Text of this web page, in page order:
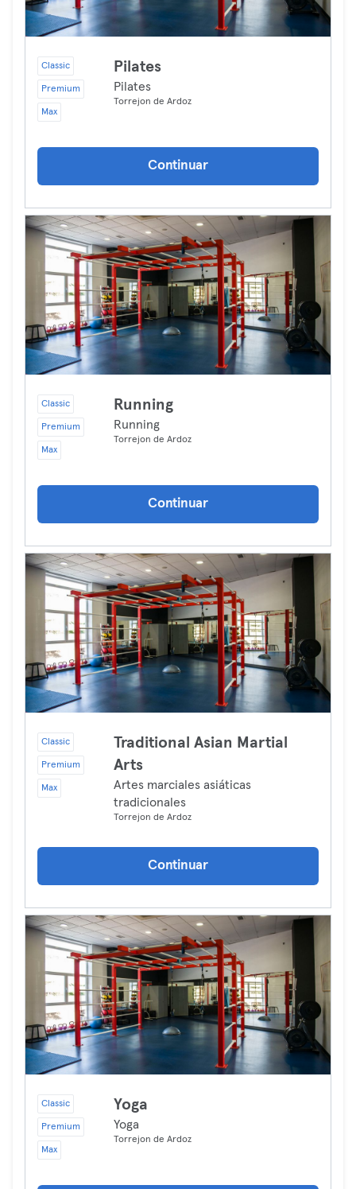
Classic
Premium
Max
Pilates
Pilates
Torrejon de Ardoz
Continuar
Classic
Premium
Max
Running
Running
Torrejon de Ardoz
Continuar
Classic
Premium
Max
Traditional Asian Martial
Arts
Artes marciales asiáticas
tradicionales
Torrejon de Ardoz
Continuar
Classic
Premium
Max
Yoga
Yoga
Torrejon de Ardoz